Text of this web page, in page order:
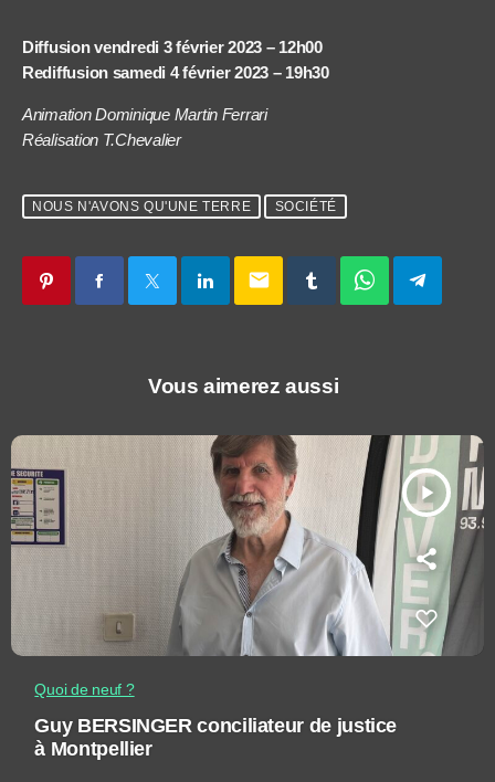
Diffusion vendredi 3 février 2023 – 12h00
Rediffusion samedi 4 février 2023 – 19h30
Animation Dominique Martin Ferrari
Réalisation T.Chevalier
NOUS N'AVONS QU'UNE TERRE SOCIÉTÉ
email
Vous aimerez aussi
play_arrow
Quoi de neuf ?
Guy BERSINGER conciliateur de justice
à Montpellier